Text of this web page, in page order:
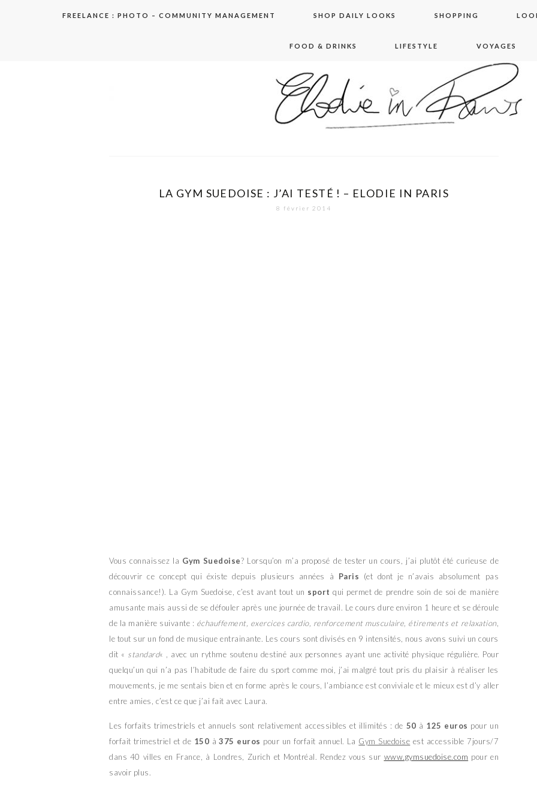
FREELANCE : PHOTO – COMMUNITY MANAGEMENT SHOP DAILY LOOKS SHOPPING
FOOD & DRINKS LIFESTYLE VOYAGES
elodie in paris
LA GYM SUEDOISE : J’AI TESTÉ ! – ELODIE IN PARIS
8 février 2014
Vous connaissez la Gym Suedoise? Lorsqu’on m’a proposé de tester un cours, j’ai plutôt été curieuse de
découvrir ce concept qui éxiste depuis plusieurs années à Paris (et dont je n’avais absolument pas
connaissance!). La Gym Suedoise, c’est avant tout un sport qui permet de prendre soin de soi de manière
amusante mais aussi de se défouler après une journée de travail. Le cours dure environ 1 heure et se déroule
de la manière suivante : échauffement, exercices cardio, renforcement musculaire, étirements et relaxation,
le tout sur un fond de musique entrainante. Les cours sont divisés en 9 intensités, nous avons suivi un cours
dit « standard« , avec un rythme soutenu destiné aux personnes ayant une activité physique régulière. Pour
quelqu’un qui n’a pas l’habitude de faire du sport comme moi, j’ai malgré tout pris du plaisir à réaliser les
mouvements, je me sentais bien et en forme après le cours, l’ambiance est conviviale et le mieux est d’y aller
entre amies, c’est ce que j’ai fait avec Laura.
Les forfaits trimestriels et annuels sont relativement accessibles et illimités : de 50 à 125 euros pour un
forfait trimestriel et de 150 à375 euros pour un forfait annuel. La Gym Suedoise est accessible 7jours/7
dans 40 villes en France, à Londres, Zurich et Montréal. Rendez vous sur www.gymsuedoise.com pour en
savoir plus.